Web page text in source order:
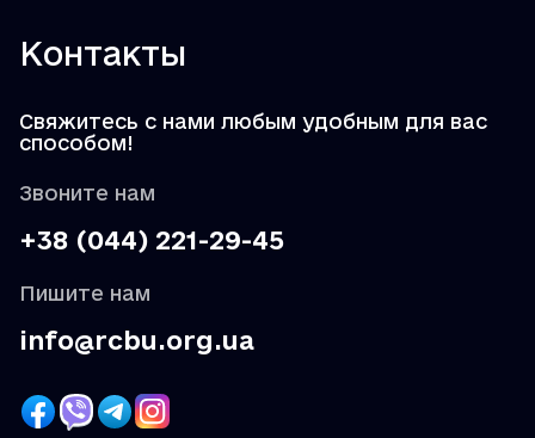
Контакты
Свяжитесь с нами любым удобным для вас
способом!
Звоните нам
+38 (044) 221-29-45
Пишите нам
info@rcbu.org.ua